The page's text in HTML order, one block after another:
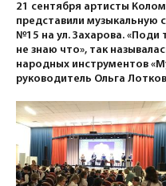
21 сентября артисты
представили музыкальную
№15 на ул. Захарова. «Поди
не знаю что», так
народных инструментов
руководитель Ольга